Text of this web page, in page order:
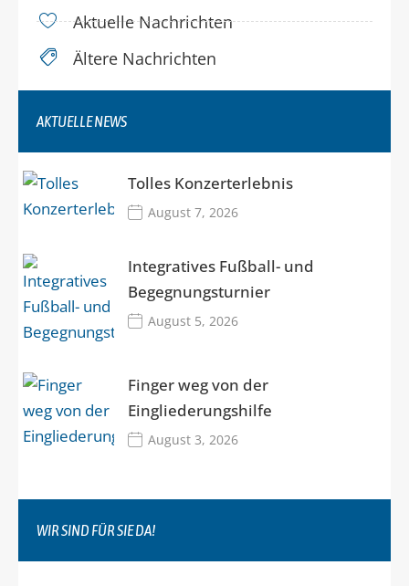
Aktuelle Nachrichten
Ältere Nachrichten
AKTUELLE NEWS
Tolles Konzerterlebnis
August 7, 2026
Integratives Fußball- und
Begegnungsturnier
August 5, 2026
Finger weg von der
Eingliederungshilfe
August 3, 2026
WIR SIND FÜR SIE DA!